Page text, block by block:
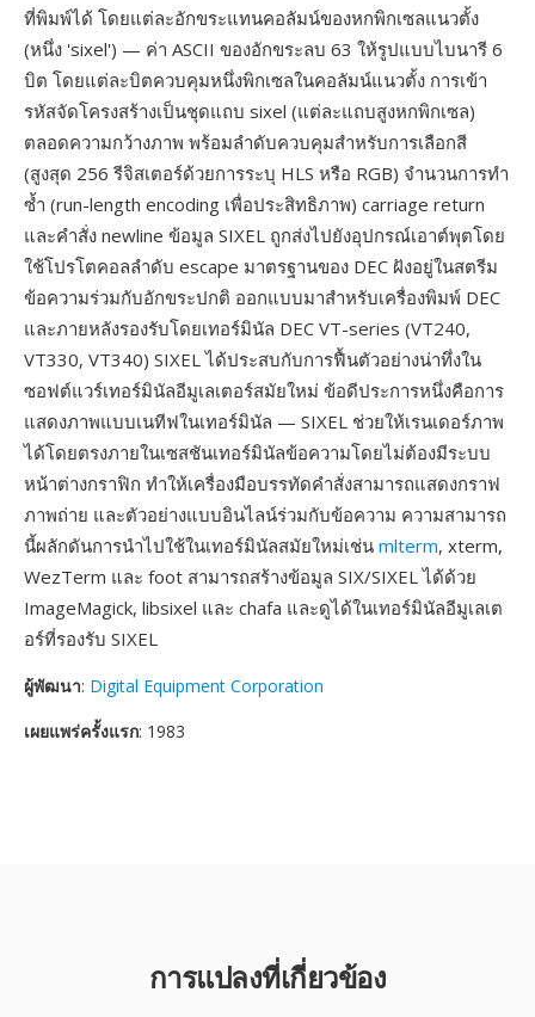
ที่พิมพ์ได้ โดยแต่ละอักขระแทนคอลัมน์ของหกพิกเซลแนวตั้ง
(หนึ่ง 'sixel') — ค่า ASCII ของอักขระลบ 63 ให้รูปแบบไบนารี 6
บิต โดยแต่ละบิตควบคุมหนึ่งพิกเซลในคอลัมน์แนวตั้ง การเข้า
รหัสจัดโครงสร้างเป็นชุดแถบ sixel (แต่ละแถบสูงหกพิกเซล)
ตลอดความกว้างภาพ พร้อมลำดับควบคุมสำหรับการเลือกสี
(สูงสุด 256 รีจิสเตอร์ด้วยการระบุ HLS หรือ RGB) จำนวนการทำ
ซ้ำ (run-length encoding เพื่อประสิทธิภาพ) carriage return
และคำสั่ง newline ข้อมูล SIXEL ถูกส่งไปยังอุปกรณ์เอาต์พุตโดย
ใช้โปรโตคอลลำดับ escape มาตรฐานของ DEC ฝังอยู่ในสตรีม
ข้อความร่วมกับอักขระปกติ ออกแบบมาสำหรับเครื่องพิมพ์ DEC
และภายหลังรองรับโดยเทอร์มินัล DEC VT-series (VT240,
VT330, VT340) SIXEL ได้ประสบกับการฟื้นตัวอย่างน่าทึ่งใน
ซอฟต์แวร์เทอร์มินัลอีมูเลเตอร์สมัยใหม่ ข้อดีประการหนึ่งคือการ
แสดงภาพแบบเนทีฟในเทอร์มินัล — SIXEL ช่วยให้เรนเดอร์ภาพ
ได้โดยตรงภายในเซสชันเทอร์มินัลข้อความโดยไม่ต้องมีระบบ
หน้าต่างกราฟิก ทำให้เครื่องมือบรรทัดคำสั่งสามารถแสดงกราฟ
ภาพถ่าย และตัวอย่างแบบอินไลน์ร่วมกับข้อความ ความสามารถ
นี้ผลักดันการนำไปใช้ในเทอร์มินัลสมัยใหม่เช่น mlterm, xterm,
WezTerm และ foot สามารถสร้างข้อมูล SIX/SIXEL ได้ด้วย
ImageMagick, libsixel และ chafa และดูได้ในเทอร์มินัลอีมูเลเต
อร์ที่รองรับ SIXEL
ผู้พัฒนา: Digital Equipment Corporation
เผยแพร่ครั้งแรก: 1983
การแปลงที่เกี่ยวข้อง